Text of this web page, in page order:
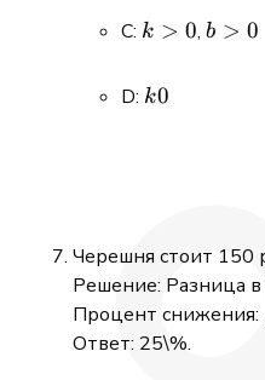
0
0
C: k
0
k > 0,b
b > 0
D: k
k0
Черешня стоит 150
Решение: Разница в
Процент снижения:
Ответ: 25\%.